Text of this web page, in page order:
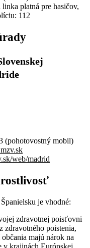
platná pre hasičov,
112
(pohotovostný mobil)
web/madrid
je vhodné:
zdravotnej poisťovni
zdravotného poistenia,
majú nárok na
v krajinách Európskej